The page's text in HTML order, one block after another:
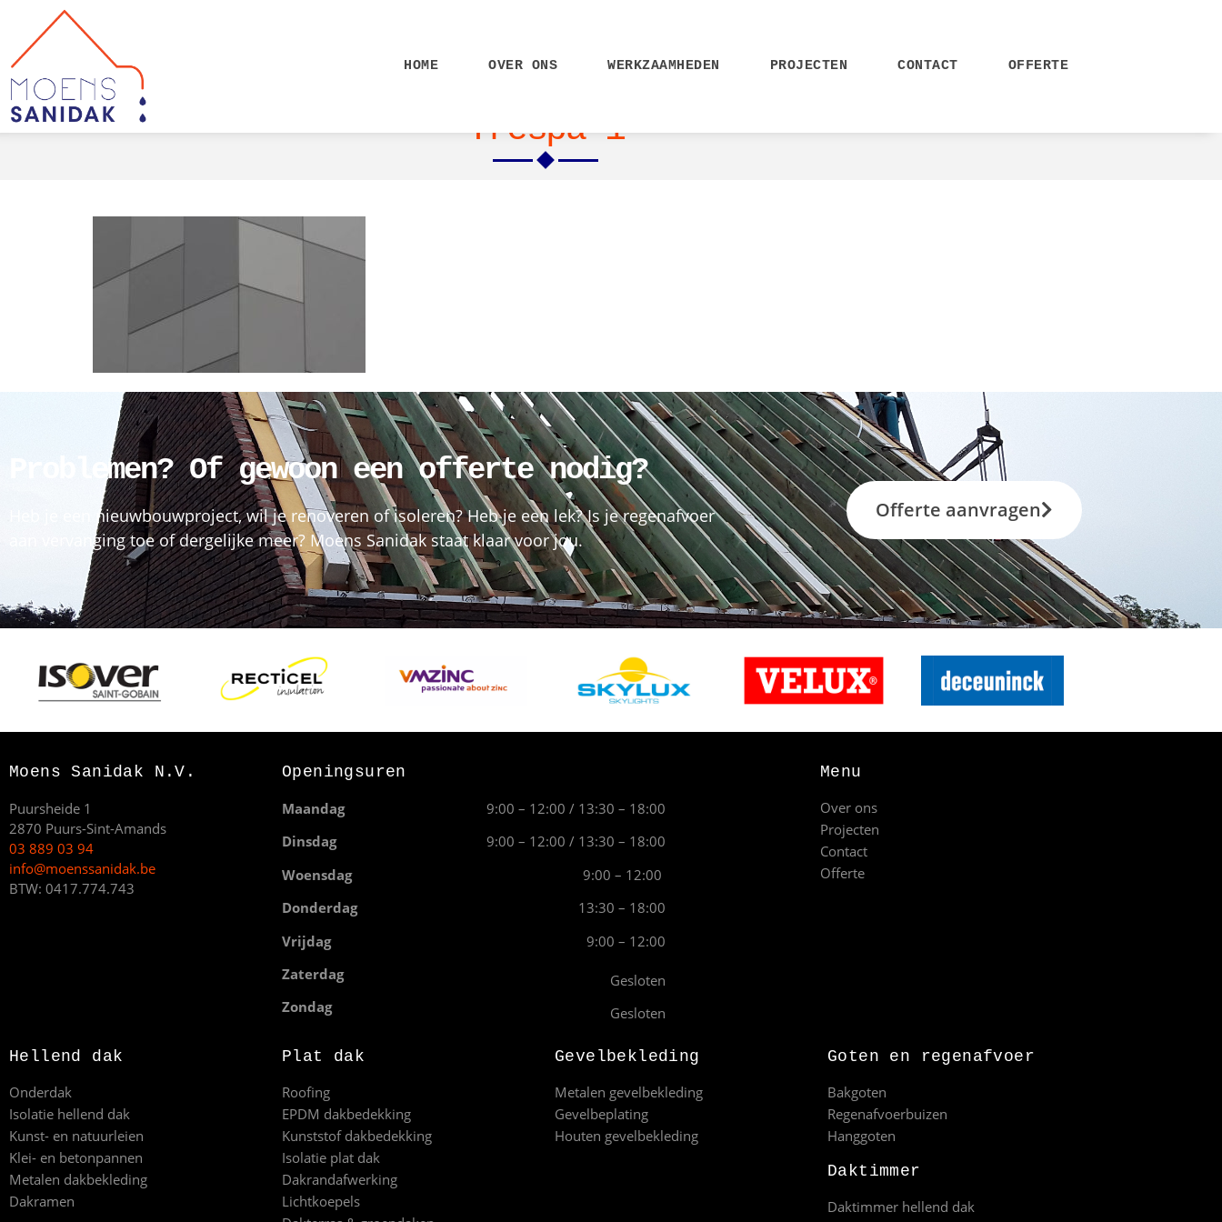
HOME OVER ONS WERKZAAMHEDEN PROJECTEN CONTACT OFFERTE
Trespa 1
Problemen? Of gewoon een offerte nodig?
Heb je een nieuwbouwproject, wil je renoveren of isoleren? Heb je een lek? Is je regenafvoer
aan vervanging toe of dergelijke meer? Moens Sanidak staat klaar voor jou.
Offerte aanvragen
Moens Sanidak N.V.
Puursheide 1
2870 Puurs-Sint-Amands
03 889 03 94
info@moenssanidak.be
BTW: 0417.774.743
Openingsuren
Maandag
9:00 – 12:00 / 13:30 – 18:00
Dinsdag
9:00 – 12:00 / 13:30 – 18:00
Woensdag
9:00 – 12:00
Donderdag
13:30 – 18:00
Vrijdag
9:00 – 12:00
Zaterdag
Gesloten
Zondag
Gesloten
Menu
Over ons
Projecten
Contact
Offerte
Hellend dak
Onderdak
Isolatie hellend dak
Kunst- en natuurleien
Klei- en betonpannen
Metalen dakbekleding
Dakramen
Plat dak
Roofing
EPDM dakbedekking
Kunststof dakbedekking
Isolatie plat dak
Dakrandafwerking
Lichtkoepels
Gevelbekleding
Metalen gevelbekleding
Gevelbeplating
Houten gevelbekleding
Goten en regenafvoer
Bakgoten
Regenafvoerbuizen
Hanggoten
Daktimmer
Daktimmer hellend dak